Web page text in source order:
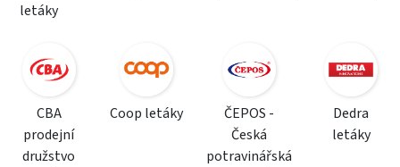
letáky
CBA
prodejní
družstvo
Coop letáky
ČEPOS -
Česká
potravinářská
Dedra
letáky